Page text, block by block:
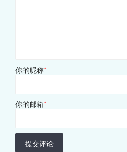
你的昵称*
你的邮箱*
提交评论